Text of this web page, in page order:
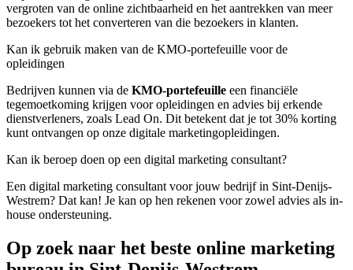
vergroten van de online zichtbaarheid en het aantrekken van meer
bezoekers tot het converteren van die bezoekers in klanten.
Kan ik gebruik maken van de KMO-portefeuille voor de
opleidingen
Bedrijven kunnen via de KMO-portefeuille een financiële
tegemoetkoming krijgen voor opleidingen en advies bij erkende
dienstverleners, zoals Lead On. Dit betekent dat je tot 30% korting
kunt ontvangen op onze digitale marketingopleidingen.
Kan ik beroep doen op een digital marketing consultant?
Een digital marketing consultant voor jouw bedrijf in Sint-Denijs-
Westrem? Dat kan! Je kan op hen rekenen voor zowel advies als in-
house ondersteuning.
Op zoek naar het beste online marketing